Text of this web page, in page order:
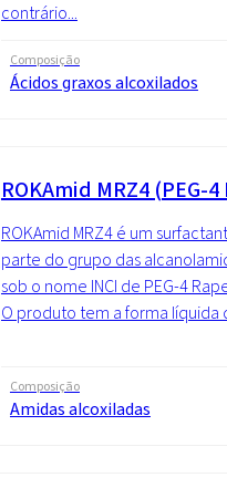
contrário...
Composição
Ácidos graxos alcoxilados
ROKAmid MRZ4 (PEG-
ROKAmid MRZ4 é um
parte do grupo das
sob o nome INCI de PEG-4
O produto tem a forma líquida
Composição
Amidas alcoxiladas